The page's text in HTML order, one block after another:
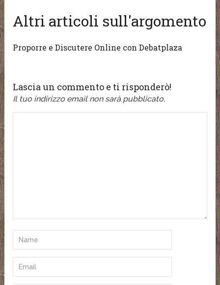
Altri articoli sull'argomento
Proporre e Discutere Online con Debatplaza
Lascia un commento e ti risponderò!
Il tuo indirizzo email non sarà pubblicato.